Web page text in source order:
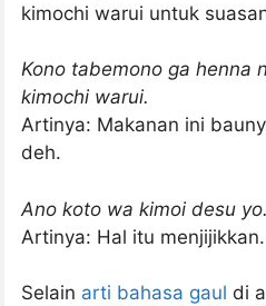
kimochi warui untuk
Kono tabemono ga henna
kimochi warui.
Artinya: Makanan ini
deh.
Ano koto wa kimoi desu yo.
Artinya: Hal itu menjijikkan.
Selain arti bahasa gaul di